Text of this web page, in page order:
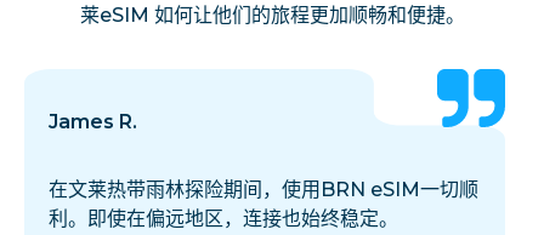
莱eSIM 如何让他们的旅程更加顺畅和便捷。
James R.
在文莱热带雨林探险期间，使用BRN eSIM一切顺
利。即使在偏远地区，连接也始终稳定。